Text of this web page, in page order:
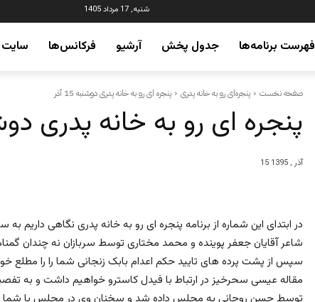
شنبه, 17 مرداد 1405
فهرست برنامه‌ها جدول پخش آرشیو فرکانس‌ها سایت
صفحه نخست پنجره‌ای رو به خانه پدری پنجره ای رو به خانه پدری دوشنبه 15 آذر
پنجره ای رو به خانه پدری دوشنبه
15 آذر , 1395
در ابتدای این شماره از برنامه پنجره ای رو به خانه پدری نگاهی داریم
شاعر آقایان جعفر پوینده و محمد مختاری توسط سربازان نه چندان
سپس از پشت پرده های تایید حکم اعدام بابک زنجانی شما را را مطلع